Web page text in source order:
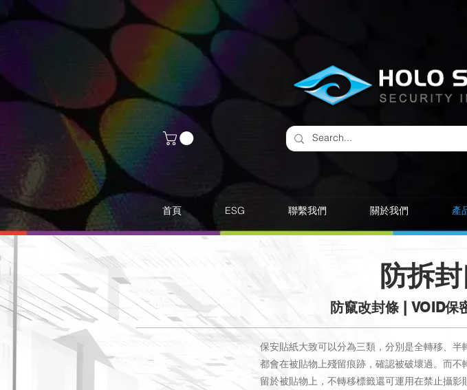
首頁 ESG 聯繫我們 關於我們 產
防拆
防竄改封條 | VOID保
保安貼紙大致可以分為三類，分別是全轉移、
都會在被貼物上殘留痕跡，確認被破壞過。而
留於被貼物上，不轉移標籤還可運用在禁止攝影